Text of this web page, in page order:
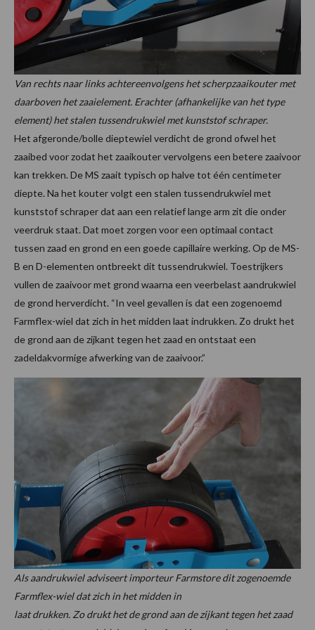
Van rechts naar links achtereenvolgens het scherpzaaikouter met
daarboven het zaaielement. Erachter (afhankelijke van het type
element) het stalen tussendrukwiel met kunststof schraper.
Het afgeronde/bolle dieptewiel verdicht de grond ofwel het
zaaibed voor zodat het zaaikouter vervolgens een betere zaaivoor
kan trekken. De MS zaait typisch op halve tot één centimeter
diepte. Na het kouter volgt een stalen tussendrukwiel met
kunststof schraper dat aan een relatief lange arm zit die onder
veerdruk staat. Dat moet zorgen voor een optimaal contact
tussen zaad en grond en een goede capillaire werking. Op de MS-
B en D-elementen ontbreekt dit tussendrukwiel. Toestrijkers
vullen de zaaivoor met grond waarna een veerbelast aandrukwiel
de grond herverdicht. “In veel gevallen is dat een zogenoemd
Farmflex-wiel dat zich in het midden laat indrukken. Zo drukt het
de grond aan de zijkant tegen het zaad en ontstaat een
zadeldakvormige afwerking van de zaaivoor.”
Als aandrukwiel adviseert importeur Farmstore dit zogenoemde
Farmflex-wiel dat zich in het midden in
laat drukken. Zo drukt het de grond aan de zijkant tegen het zaad